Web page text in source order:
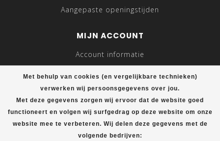
Met behulp van cookies (en vergelijkbare technieken)
verwerken wij persoonsgegevens over jou.
Met deze gegevens zorgen wij ervoor dat de website goed
functioneert en volgen wij surfgedrag op deze website om onze
website mee te verbeteren. Wij delen deze gegevens met de
volgende bedrijven:
Aangepaste openingstijden
MIJN ACCOUNT
Account informatie
Mijn bestellingen
Mijn verlanglijst
Vergelijk
Alle producten